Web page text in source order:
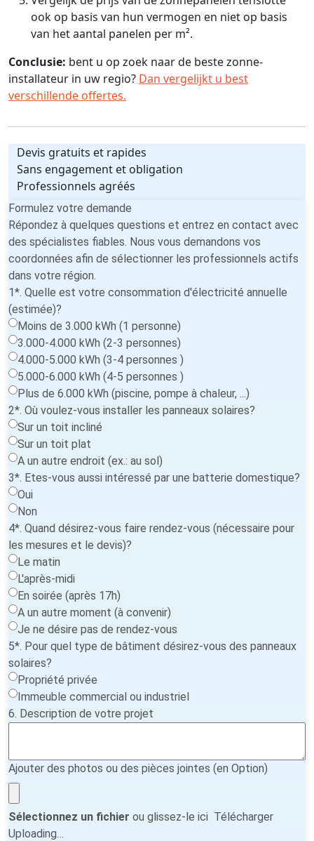
ook op basis van hun vermogen en niet op basis
van het aantal panelen per m².
Conclusie: bent u op zoek naar de beste zonne-
installateur in uw regio? Dan vergelijkt u best
verschillende offertes.
Devis gratuits et rapides
Sans engagement et obligation
Professionnels agréés
Formulez votre demande
Répondez à quelques questions et entrez en contact avec
des spécialistes fiables. Nous vous demandons vos
coordonnées afin de sélectionner les professionnels actifs
dans votre région.
1*. Quelle est votre consommation d'électricité annuelle
(estimée)?
Moins de 3.000 kWh (1 personne)
3.000-4.000 kWh (2-3 personnes)
4.000-5.000 kWh (3-4 personnes )
5.000-6.000 kWh (4-5 personnes )
Plus de 6.000 kWh (piscine, pompe à chaleur, ...)
2*. Où voulez-vous installer les panneaux solaires?
Sur un toit incliné
Sur un toit plat
A un autre endroit (ex.: au sol)
3*. Etes-vous aussi intéressé par une batterie domestique?
Oui
Non
4*. Quand désirez-vous faire rendez-vous (nécessaire pour
les mesures et le devis)?
Le matin
L'après-midi
En soirée (après 17h)
A un autre moment (à convenir)
Je ne désire pas de rendez-vous
5*. Pour quel type de bâtiment désirez-vous des panneaux
solaires?
Propriété privée
Immeuble commercial ou industriel
6. Description de votre projet
Ajouter des photos ou des pièces jointes (en Option)
Sélectionnez un fichier ou glissez-le ici Télécharger
Uploading…